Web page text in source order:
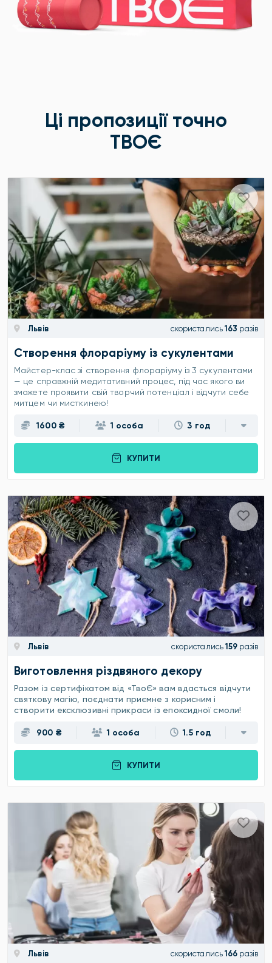
Ці пропозиції точно
ТВОЄ
Львів скористались 163 разів
Створення флораріуму із сукулентами
Майстер-клас зі створення флораріуму із 3 сукулентами
— це справжній медитативний процес, під час якого ви
зможете проявити свій творчий потенціал і відчути себе
митцем чи мисткинею!
1600 ₴ 1 особа 3 год
КУПИТИ
Львів скористались 159 разів
Виготовлення різдвяного декору
Разом із сертифікатом від «ТвоЄ» вам вдасться відчути
святкову магію, поєднати приємне з корисним і
створити ексклюзивні прикраси із епоксидної смоли!
900 ₴ 1 особа 1.5 год
КУПИТИ
Львів скористались 166 разів